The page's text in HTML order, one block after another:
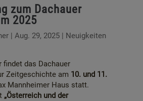
zum Dachauer
2025
| Aug. 29, 2025 | Neuigkeiten
findet das Dachauer
Zeitgeschichte am 10. und 11.
Mannheimer Haus statt.
„Österreich und der